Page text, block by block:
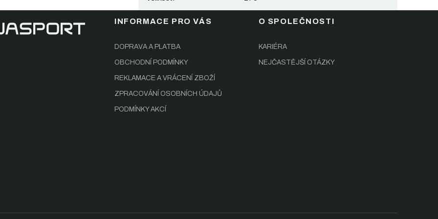
INFORMACE PRO VÁS
DOPRAVA A PLATBA
OBCHODNÍ PODMÍNKY
REKLAMACE A VRÁCENÍ ZBOŽÍ
ZPRACOVÁNÍ OSOBNÍCH ÚDAJŮ
PODMÍNKY AKCÍ
O SPOLEČNOSTI
KARIÉRA
NEJČASTĚJŠÍ OTÁZKY